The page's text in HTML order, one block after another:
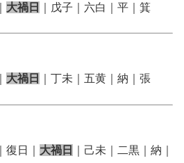
大禍日 ｜戊子｜六白｜平｜箕
大禍日 ｜丁未｜五黄｜納｜張
｜復日｜ 大禍日
｜己未｜二黒｜納｜